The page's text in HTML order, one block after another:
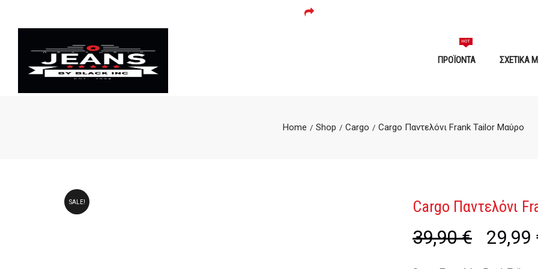
ΠΡΟΪΌΝΤΑ
HOT
ΣΧΕΤΙΚΆ
Home / Shop / Cargo / Cargo Παντελόνι Frank Tailor Μαύρο
SALE! Cargo Παντελόνι
39,90€
Original
price
29,99